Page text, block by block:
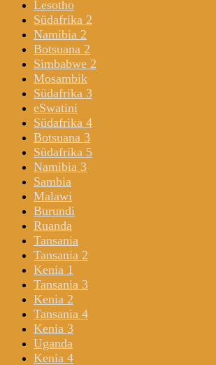
Lesotho
Südafrika 2
Namibia 2
Botsuana 2
Simbabwe 2
Mosambik
Südafrika 3
eSwatini
Südafrika 4
Botsuana 3
Südafrika 5
Namibia 3
Sambia
Malawi
Burundi
Ruanda
Tansania
Tansania 2
Kenia 1
Tansania 3
Kenia 2
Tansania 4
Kenia 3
Uganda
Kenia 4